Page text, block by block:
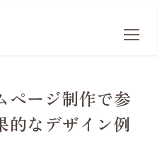
ページ制作で参
的なデザイン例